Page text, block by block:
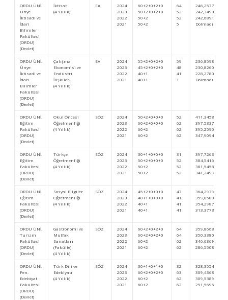
ORDU ÜNİ.
Ünye
İktisadi ve
İdari
Bilimler
Fakültesi
(ORDU)
(Devlet)
İktisat
(4 Yıllık)
EA
2024
2023
2022
2021
60+2+0+2+0
50+2+0+2+0
50+2
50+2
64
52
52
5
246,25779
242,34933
242,68914
Dolmadı
ORDU ÜNİ.
Ünye
İktisadi ve
İdari
Bilimler
Fakültesi
(ORDU)
(Devlet)
Çalışma
Ekonomisi ve
Endüstri
İlişkileri
(4 Yıllık)
EA
2024
2023
2022
2021
55+2+0+2+0
45+2+0+2+0
40+1
40+1
59
48
41
1
236,85987
230,82600
228,27806
Dolmadı
ORDU ÜNİ.
Eğitim
Fakültesi
(ORDU)
(Devlet)
Okul Öncesi
Öğretmenliği
(4 Yıllık)
SÖZ
2024
2023
2022
2021
50+2+0+0+0
60+2+0+0+0
60+2
60+2
52
62
62
62
411,34587
397,53376
395,25960
347,90946
ORDU ÜNİ.
Eğitim
Fakültesi
(ORDU)
(Devlet)
Türkçe
Öğretmenliği
(4 Yıllık)
SÖZ
2024
2023
2022
2021
30+1+0+0+0
50+2+0+0+0
50+2
50+2
31
52
52
52
397,72636
384,54161
381,54585
341,24993
ORDU ÜNİ.
Eğitim
Fakültesi
(ORDU)
(Devlet)
Sosyal Bilgiler
Öğretmenliği
(4 Yıllık)
SÖZ
2024
2023
2022
2021
45+2+0+0+0
40+1+0+0+0
40+1
40+1
47
41
41
41
364,29792
359,05806
354,29874
313,37731
ORDU ÜNİ.
Turizm
Fakültesi
(ORDU)
(Devlet)
Gastronomi ve
Mutfak
Sanatları
(Fakülte)
(4 Yıllık)
SÖZ
2024
2023
2022
2021
60+2+0+2+0
60+2+0+2+0
60+2
60+2
64
64
62
62
359,86689
350,33804
346,63699
286,55081
ORDU ÜNİ.
Fen-
Edebiyat
Fakültesi
(ORDU)
(Devlet)
Türk Dili ve
Edebiyatı
(4 Yıllık)
SÖZ
2024
2023
2022
2021
30+1+0+1+0
60+2+0+2+0
60+2
60+2
32
63
62
62
328,35542
309,43688
309,53892
251,56959